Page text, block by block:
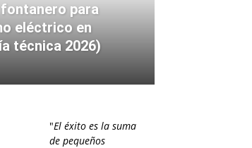
para
eléctrico en
técnica 2026)
"El éxito es la suma
de pequeños